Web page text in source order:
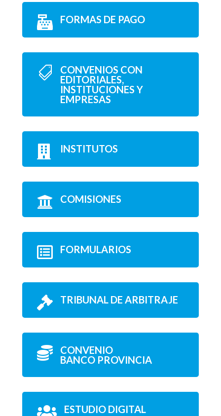
 FORMAS DE PAGO

CONVENIOS CON
EDITORIALES,
INSTITUCIONES Y
EMPRESAS
 INSTITUTOS
 COMISIONES
 FORMULARIOS
 TRIBUNAL DE ARBITRAJE

CONVENIO
BANCO PROVINCIA
 ESTUDIO DIGITAL